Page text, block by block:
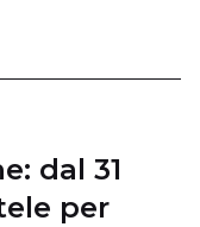
dal 31
per